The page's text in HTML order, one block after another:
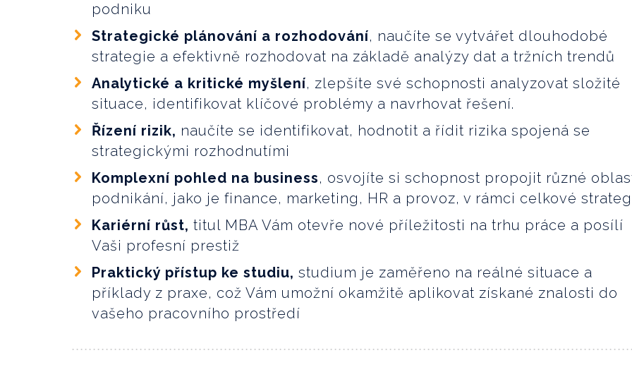
podniku
Strategické plánování a rozhodování, naučíte se vytvářet dlouhodobé
strategie a efektivně rozhodovat na základě analýzy dat a tržních trendů
Analytické a kritické myšlení, zlepšíte své schopnosti analyzovat složité
situace, identifikovat klíčové problémy a navrhovat řešení.
Řízení rizik, naučíte se identifikovat, hodnotit a řídit rizika spojená se
strategickými rozhodnutími
Komplexní pohled na business, osvojíte si schopnost propojit různé
podnikání, jako je finance, marketing, HR a provoz, v rámci celkové
Kariérní růst, titul MBA Vám otevře nové příležitosti na trhu práce a posílí
Vaši profesní prestiž
Praktický přístup ke studiu, studium je zaměřeno na reálné situace a
příklady z praxe, což Vám umožní okamžitě aplikovat získané znalosti do
vašeho pracovního prostředí